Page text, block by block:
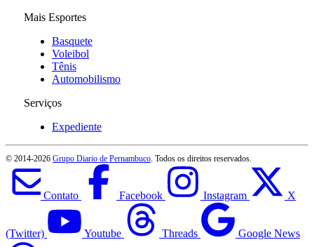
Mais Esportes
Basquete
Voleibol
Tênis
Automobilismo
Serviços
Expediente
© 2014-2026 Grupo Diario de Pernambuco . Todos os direitos reservados.
Contato Facebook Instagram X
(Twitter) Youtube Threads Google News